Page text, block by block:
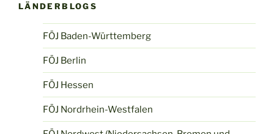
LÄNDERBLOGS
FÖJ Baden-Württemberg
FÖJ Berlin
FÖJ Hessen
FÖJ Nordrhein-Westfalen